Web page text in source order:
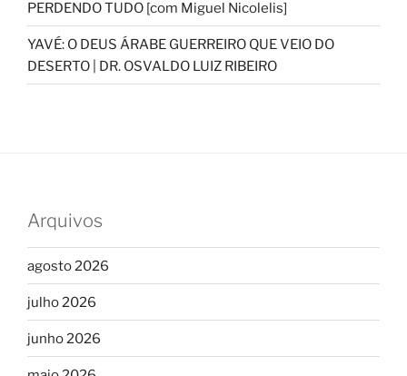
PERDENDO TUDO [com Miguel Nicolelis]
YAVÉ: O DEUS ÁRABE GUERREIRO QUE VEIO DO
DESERTO | DR. OSVALDO LUIZ RIBEIRO
Arquivos
agosto 2026
julho 2026
junho 2026